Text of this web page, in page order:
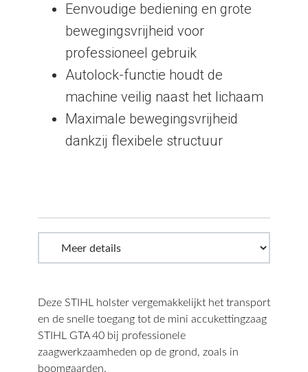
Eenvoudige bediening en grote
bewegingsvrijheid voor
professioneel gebruik
Autolock-functie houdt de
machine veilig naast het lichaam
Maximale bewegingsvrijheid
dankzij flexibele structuur
Deze STIHL holster vergemakkelijkt het transport
en de snelle toegang tot de mini accukettingzaag
STIHL GTA 40 bij professionele
zaagwerkzaamheden op de grond, zoals in
boomgaarden.